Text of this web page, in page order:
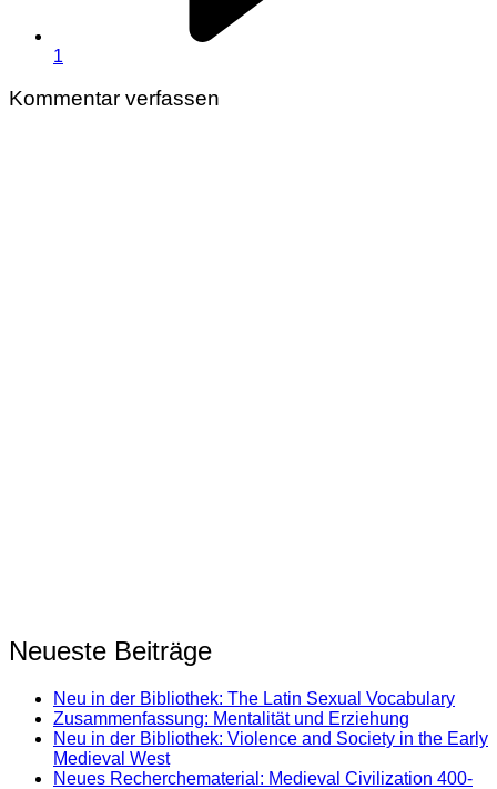
1
Kommentar verfassen
Neueste Beiträge
Neu in der Bibliothek: The Latin Sexual Vocabulary
Zusammenfassung: Mentalität und Erziehung
Neu in der Bibliothek: Violence and Society in the Early
Medieval West
Neues Recherchematerial: Medieval Civilization 400-